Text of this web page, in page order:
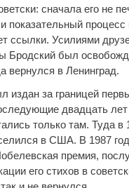
сначала его не
показательный
ссылки. Усилиями
Бродский был
вернулся в Ленинград.
издан за границей
двадцать лет
только там. Туда в
в США. В 1987
премия,
его стихов в